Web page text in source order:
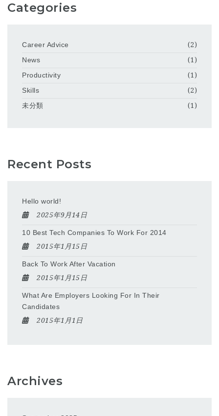
Categories
Career Advice
(2)
News
(1)
Productivity
(1)
Skills
(2)
未分類
(1)
Recent Posts
Hello world!
2025年9月14日
10 Best Tech Companies To Work For 2014
2015年1月15日
Back To Work After Vacation
2015年1月15日
What Are Employers Looking For In Their
Candidates
2015年1月1日
Archives